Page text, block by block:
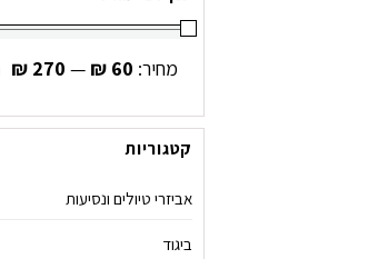
מינימלי
מקסימלי
מחיר: ₪ 60
—
₪ 270
קטגוריות
אביזרי טיולים ונסיעות
ביגוד